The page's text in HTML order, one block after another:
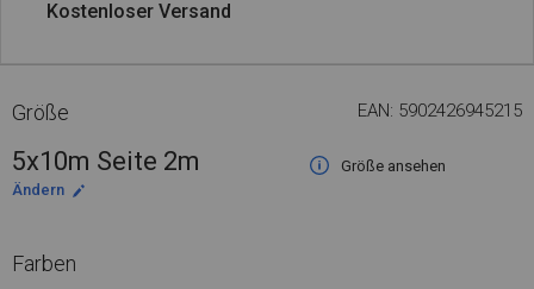
Kostenloser Versand
Größe EAN: 5902426945215
5x10m Seite 2m
Größe ansehen
Ändern
Farben